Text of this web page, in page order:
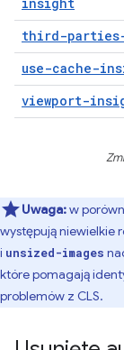
third-
use-cache-
viewport-
Uwaga:w
występują niewielkie
i unsized-images
które pomagają
problemów z CLS.